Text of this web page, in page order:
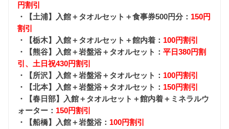
円割引
・【土浦】入館＋タオルセット＋食事券500円分： 150円
割引
・【栃木】入館＋タオルセット＋館内着： 100円割引
・【熊谷】入館＋岩盤浴＋タオルセット：平日380円割
引、土日祝430円割引
・【所沢】入館＋岩盤浴＋タオルセット： 100円割引
・【北本】入館＋岩盤浴＋タオルセット： 150円割引
・【春日部】入館＋タオルセット＋館内着＋ミネラルウ
ォーター： 150円割引
・【船橋】入館＋岩盤浴： 100円割引